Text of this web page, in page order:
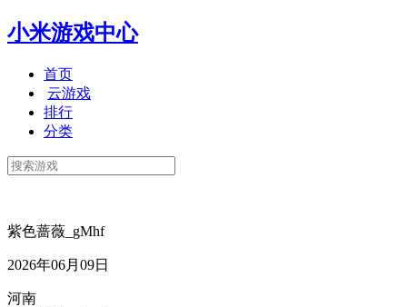
小米游戏中心
首页
云游戏
排行
分类
紫色蔷薇_gMhf
2026年06月09日
河南